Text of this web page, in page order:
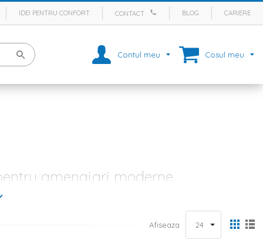
IDEI PENTRU CONFORT CONTACT BLOG CARIERE
Contul meu Cosul meu
amenajari moderne
vorba despre sufragerie, living, dormitor, camera de zi, birou,
de caldura in orice incapere sau pot aduce un aer de
amenajarea unei incaperi, inclusiv covoare moi, colorate, cu
romantice sau etnice.
Afiseaza